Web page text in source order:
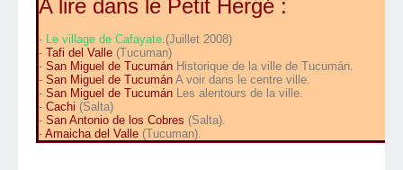
A lire dans le Petit Hergé :
- Le village de Cafayate.(Juillet 2008)
- Tafi del Valle (Tucuman)
- San Miguel de Tucumán Historique de la ville de Tucumán.
- San Miguel de Tucumán A voir dans le centre ville.
- San Miguel de Tucumán Les alentours de la ville.
- Cachi (Salta)
- San Antonio de los Cobres (Salta).
- Amaicha del Valle (Tucuman).